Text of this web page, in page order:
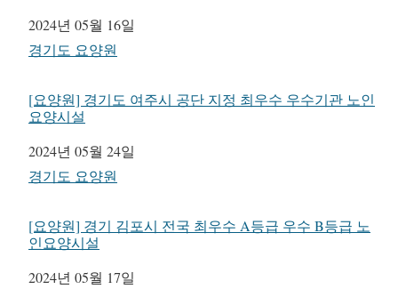
일자
2024년 05월 16일
관련 항목
경기도 요양원
[요양원] 경기도 여주시 공단 지정 최우수 우수기관 노인
요양시설
일자
2024년 05월 24일
관련 항목
경기도 요양원
[요양원] 경기 김포시 전국 최우수 A등급 우수 B등급 노
인요양시설
일자
2024년 05월 17일